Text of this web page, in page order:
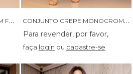
S
AIA MID MALHA TWEED COM FENDA LATERAL - 06229 C
ONJUNTO CREPE MONOCROMATICO COM SAIA MID EVASE -04624
faça login ou cadastre-se